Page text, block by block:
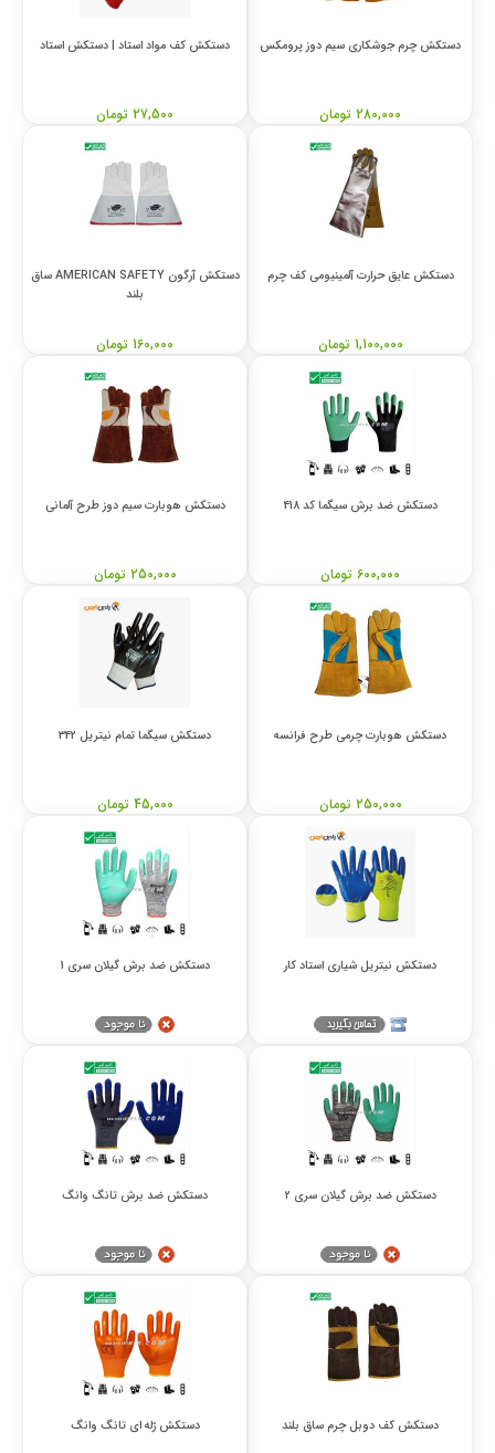
دستکش چرم جوشکاری سیم دوز پرومکس
280,000 تومان
دستکش کف مواد استاد | دستکش استاد
27,500 تومان
دستکش عایق حرارت آلمینیومی کف چرم
1,100,000 تومان
دستکش آرگون AMERICAN SAFETY ساق
بلند
160,000 تومان
دستکش ضد برش سیگما کد 418
600,000 تومان
دستکش هوبارت سیم دوز طرح آلمانی
250,000 تومان
دستکش هوبارت چرمی طرح فرانسه
250,000 تومان
دستکش سیگما تمام نیتریل 342
45,000 تومان
دستکش نیتریل شیاری استاد کار دستکش ضد برش گیلان سری 1
دستکش ضد برش گیلان سری ۲ دستکش ضد برش تانگ وانگ
دستکش کف دوبل چرم ساق بلند دستکش ژله ای تانگ وانگ